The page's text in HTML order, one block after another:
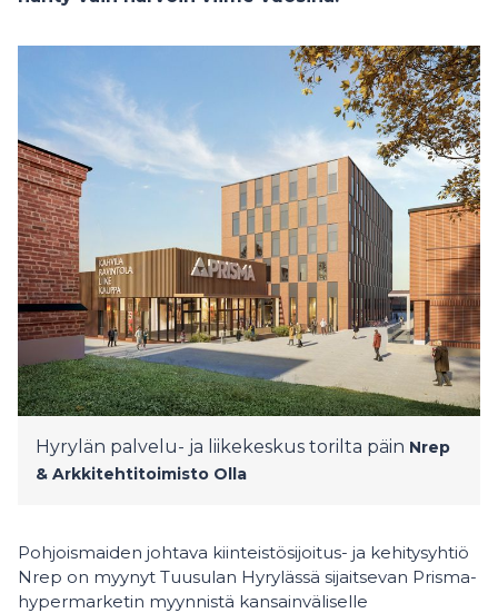
Hyrylän palvelu- ja liikekeskus torilta päin Nrep
& Arkkitehtitoimisto Olla
Pohjoismaiden johtava kiinteistösijoitus- ja kehitysyhtiö
Nrep on myynyt Tuusulan Hyrylässä sijaitsevan Prisma-
hypermarketin myynnistä kansainväliselle